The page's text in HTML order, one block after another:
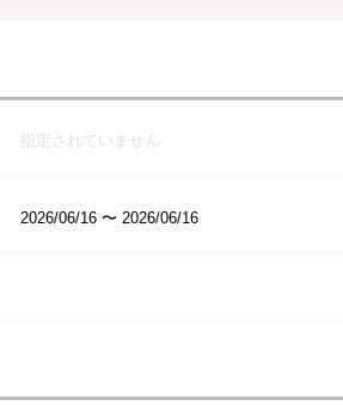
指定されていません
2026/06/16 〜 2026/06/16